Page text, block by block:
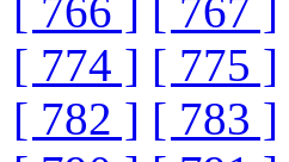
[ 766 ] [ 767 ]
[ 774 ] [ 775 ]
[ 782 ] [ 783 ]